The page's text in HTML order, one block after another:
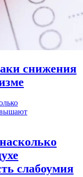
снижения
слабоумия